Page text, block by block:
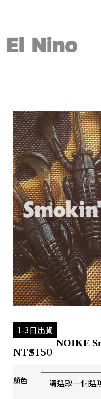
1-3日出貨
NOIKE
NT$150
顏色